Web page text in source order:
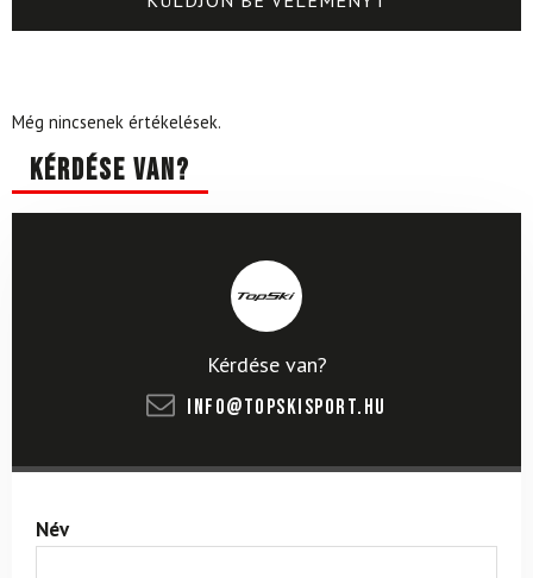
Még nincsenek értékelések.
Kérdése van?
Kérdése van?
info@topskisport.hu
Név